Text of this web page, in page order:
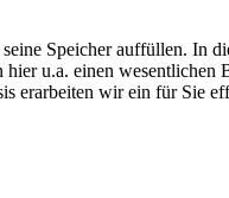
Speicher auffüllen. In
u.a. einen
erarbeiten wir ein für Sie